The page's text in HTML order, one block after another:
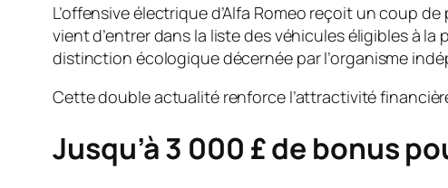
L’offensive électrique d’Alfa Romeo reçoit un coup
vient d’entrer dans la liste des véhicules éligibles à
distinction écologique décernée par l’organisme
Cette double actualité renforce l’attractivité
Jusqu’à 3 000 £ de bonus